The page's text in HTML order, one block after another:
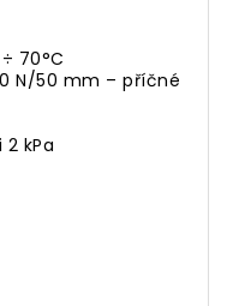
70°C
N/50 mm – příčné
2 kPa